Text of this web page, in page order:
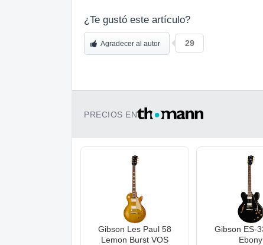
¿Te gustó este artículo?
Agradecer al autor 29
PRECIOS EN
Gibson Les Paul 58
Lemon Burst VOS
Gibson ES-
Ebony